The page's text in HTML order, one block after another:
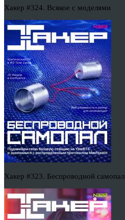
Хакер #324. Всякое с моделями
Хакер #323. Беспроводной самопал